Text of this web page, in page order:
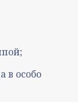
в особо